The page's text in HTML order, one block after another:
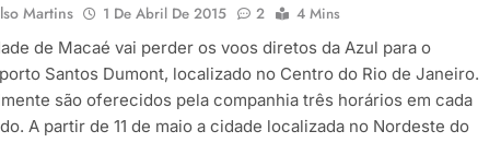
Martins 1 De Abril De 2015 2
4 Mins
de Macaé vai perder os voos diretos da Azul para o
Santos Dumont, localizado no Centro do Rio de Janeiro.
são oferecidos pela companhia três horários em cada
A partir de 11 de maio a cidade localizada no Nordeste do